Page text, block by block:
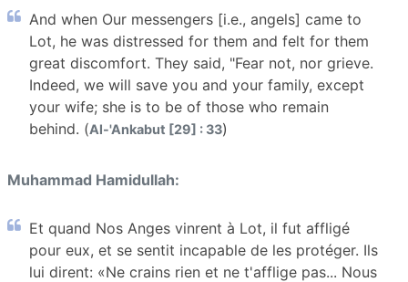
And when Our messengers [i.e., angels] came to
Lot, he was distressed for them and felt for them
great discomfort. They said, "Fear not, nor grieve.
Indeed, we will save you and your family, except
your wife; she is to be of those who remain
behind. (Al-'Ankabut [29] : 33)
Muhammad Hamidullah:
Et quand Nos Anges vinrent à Lot, il fut affligé
pour eux, et se sentit incapable de les protéger. Ils
lui dirent: «Ne crains rien et ne t'afflige pas... Nous